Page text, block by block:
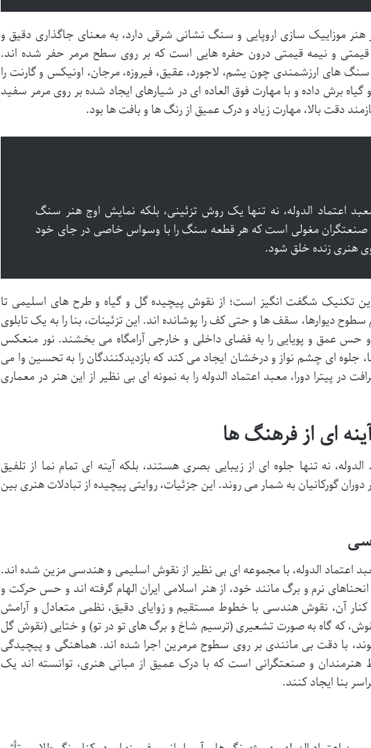
موزاییک سازی اروپایی و سنگ نشانی شرقی دارد، به معنای جاگذاری دقیق و
و نیمه قیمتی درون حفره هایی است که بر روی سطح مرمر حفر شده اند.
سنگ های ارزشمندی چون یشم، لاجورد، عقیق، فیروزه، مرجان، اونیکس و گارنت را
برش داده و با مهارت فوق العاده ای در شیارهای ایجاد شده بر روی مرمر سفید
دقت بالا، مهارت زیاد و درک عمیق از رنگ ها و بافت ها بود.
اعتماد الدوله، نه تنها یک روش تزئینی، بلکه نمایش اوج هنر سنگ
صنعتگران مغولی است که هر قطعه سنگ را با وسواس خاصی در جای خود
هنری زنده خلق شود.
تکنیک شگفت انگیز است؛ از نقوش پیچیده گل و گیاه و طرح های اسلیمی تا
دیوارها، سقف ها و حتی کف را پوشانده اند. این تزئینات، بنا را به یک تابلوی
حس عمق و پویایی را به فضای داخلی و خارجی آرامگاه می بخشند. نور منعکس
ای چشم نواز و درخشان ایجاد می کند که بازدیدکنندگان را به تحسین وا می
در پیترا دورا، معبد اعتماد الدوله را به نمونه ای بی نظیر از این هنر در معماری
ای از فرهنگ ها
نه تنها جلوه ای از زیبایی بصری هستند، بلکه آینه ای تمام نما از تلفیق
گورکانیان به شمار می روند. این جزئیات، روایتی پیچیده از تبادلات هنری بین
اعتماد الدوله، با مجموعه ای بی نظیر از نقوش اسلیمی و هندسی مزین شده اند.
نرم و برگ مانند خود، از هنر اسلامی ایران الهام گرفته اند و حس حرکت و
کنار آن، نقوش هندسی با خطوط مستقیم و زوایای دقیق، نظمی متعادل و آرامش
که گاه به صورت تشعیری (ترسیم شاخ و برگ های تو در تو) و ختایی (نقوش گل
با دقت بی مانندی بر روی سطوح مرمرین اجرا شده اند. هماهنگی و پیچیدگی
و صنعتگرانی است که با درک عمیق از مبانی هنری، توانسته اند یک
بنا ایجاد کنند.